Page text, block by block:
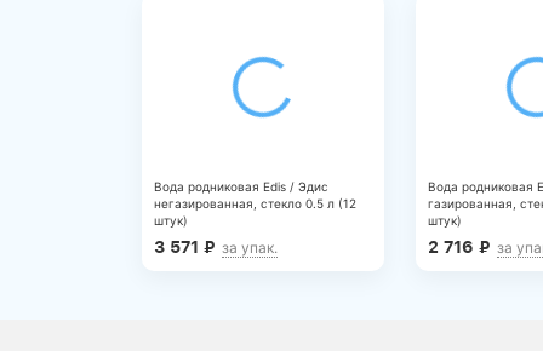
Вода родниковая Edis / Эдис
негазированная, стекло 0.5 л (12
штук)
3 571 ₽ за упак.
Вода родниковая
газированная,
штук)
2 716 ₽ за